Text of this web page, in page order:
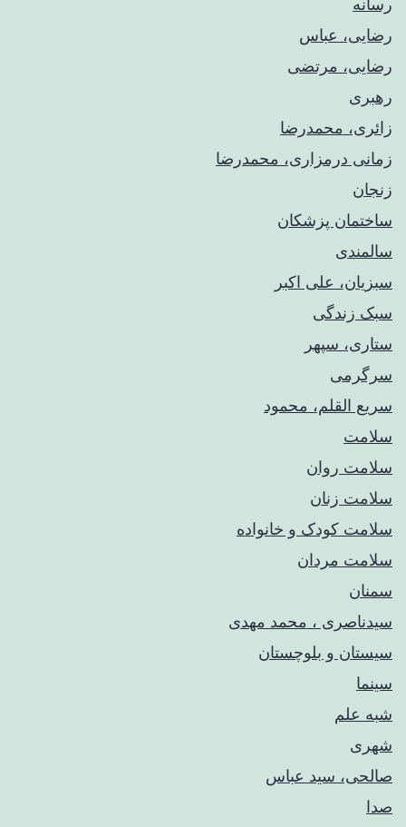
رسانه
رضایی، عباس
رضایی، مرتضی
رهبری
زائری، محمدرضا
زمانی درمزاری، محمدرضا
زنجان
ساختمان پزشکان
سالمندی
سبزیان، علی اکبر
سبک زندگی
ستاری، سپهر
سرگرمی
سریع القلم، محمود
سلامت
سلامت روان
سلامت زنان
سلامت کودک‌ و خانواده
سلامت مردان
سمنان
سیدناصری ، محمد مهدی
سیستان و بلوچستان
سینما
شبه علم
شهری
صالحی، سید عباس
صدا